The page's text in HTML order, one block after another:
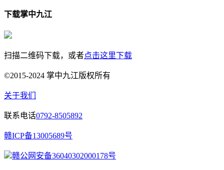
下载掌中九江
扫描二维码下载，或者点击这里下载
©2015-2024 掌中九江版权所有
关于我们
联系电话0792-8505892
赣ICP备13005689号
赣公网安备36040302000178号